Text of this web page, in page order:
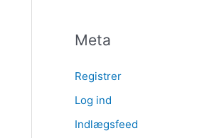
Meta
Registrer
Log ind
Indlægsfeed